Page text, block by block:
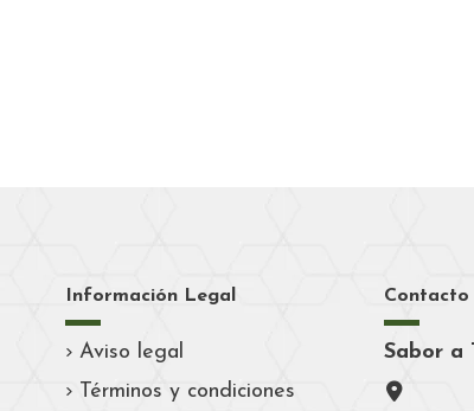
Información Legal
Aviso legal
Términos y condiciones
Contacto
Sabor a